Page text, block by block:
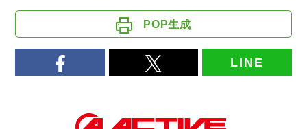
POP生成
LINE